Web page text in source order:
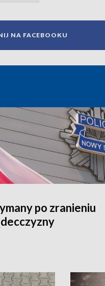
NA FACEBOOKU
po zranieniu